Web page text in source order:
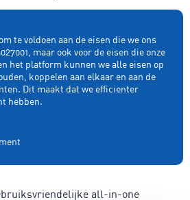
te voldoen aan de eisen die we ons
maar ook voor de eisen die onze
het platform kunnen we alle eisen op
koppelen aan elkaar en aan de
Dit maakt dat we efficienter
hebben.
all-in-one